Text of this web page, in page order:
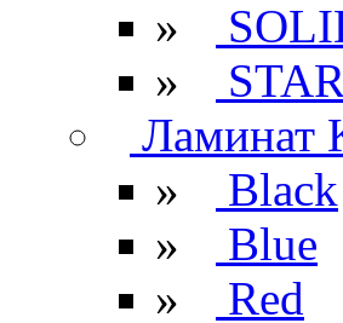
»
»
Ламинат
»
Black
»
Blue
»
Red